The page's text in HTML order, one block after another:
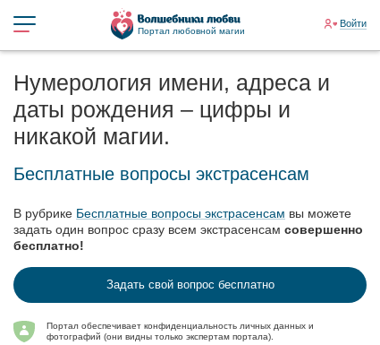
Портал любовной магии
Войти
Нумерология имени, адреса и
даты рождения – цифры и
никакой магии.
Бесплатные вопросы экстрасенсам
В рубрике Бесплатные вопросы экстрасенсам вы можете
задать один вопрос сразу всем экстрасенсам совершенно
бесплатно!
Задать свой вопрос бесплатно
Портал обеспечивает конфиденциальность личных данных и
фотографий (они видны только экспертам портала).